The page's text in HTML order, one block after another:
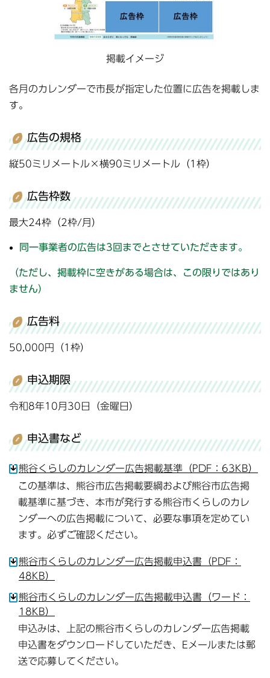
掲載イメージ
各月のカレンダーで市長が指定した位置に広告を掲載しま
す。
広告の規格
縦50ミリメートル×横90ミリメートル（1枠）
広告枠数
最大24枠（2枠/月）
同一事業者の広告は3回までとさせていただきます。
（ただし、掲載枠に空きがある場合は、この限りではあり
ません）
広告料
50,000円（1枠）
申込期限
令和8年10月30日（金曜日）
申込書など
熊谷くらしのカレンダー広告掲載基準（PDF：63KB）
この基準は、熊谷市広告掲載要綱および熊谷市広告掲
載基準に基づき、本市が発行する熊谷市くらしのカレ
ンダーへの広告掲載について、必要な事項を定めてい
ます。必ずご確認ください。
熊谷市くらしのカレンダー広告掲載申込書（PDF：
48KB）
熊谷市くらしのカレンダー広告掲載申込書（ワード：
18KB）
申込みは、上記の熊谷市くらしのカレンダー広告掲載
申込書をダウンロードしていただき、Eメールまたは郵
送で応募してください。